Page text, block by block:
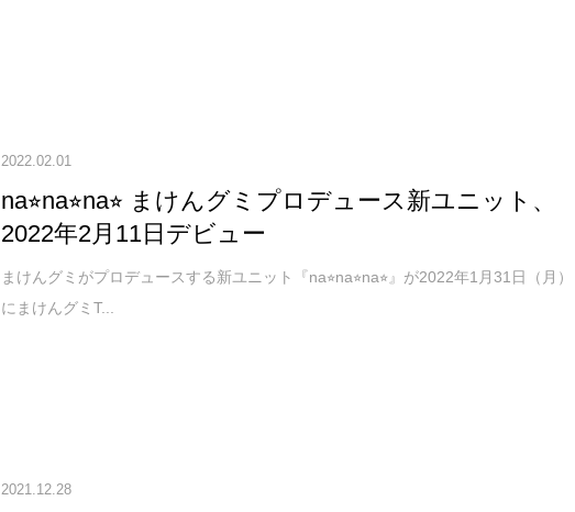
2022.02.01
na⭐︎na⭐︎na⭐︎ まけんグミプロデュース新ユニット、
2022年2月11日デビュー
まけんグミがプロデュースする新ユニット『na⭐︎na⭐︎na⭐︎』が2022年1月31日（月）
にまけんグミT...
2021.12.28